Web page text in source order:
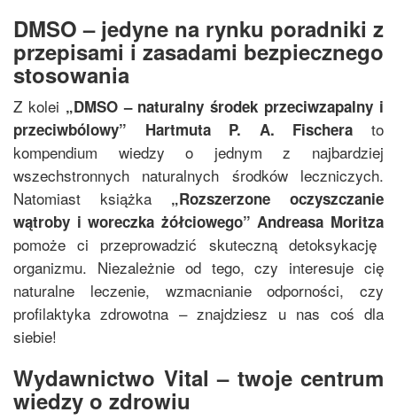
DMSO – jedyne na rynku poradniki z
przepisami i zasadami bezpiecznego
stosowania
Z kolei „DMSO – naturalny środek przeciwzapalny i
przeciwbólowy” Hartmuta P. A. Fischera to
kompendium wiedzy o jednym z najbardziej
wszechstronnych naturalnych środków leczniczych.
Natomiast książka „Rozszerzone oczyszczanie
wątroby i woreczka żółciowego”Andreasa Moritza
pomoże ci przeprowadzić skuteczną detoksykację
organizmu. Niezależnie od tego, czy interesuje cię
naturalne leczenie, wzmacnianie odporności, czy
profilaktyka zdrowotna – znajdziesz u nas coś dla
siebie!
Wydawnictwo Vital – twoje centrum
wiedzy o zdrowiu